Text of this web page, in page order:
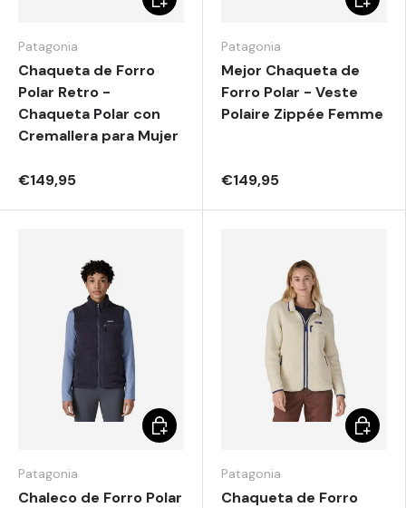
Patagonia
Chaqueta de Forro
Polar Retro -
Chaqueta Polar con
Cremallera para Mujer
€149,95
Patagonia
Mejor Chaqueta de
Forro Polar - Veste
Polaire Zippée Femme
€149,95
Patagonia
Chaleco de Forro Polar
Elegir opciones
Patagonia
Chaqueta de Forro
Elegir